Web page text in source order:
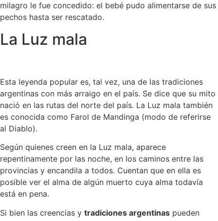
milagro le fue concedido: el bebé pudo alimentarse de sus
pechos hasta ser rescatado.
La Luz mala
Esta leyenda popular es, tal vez, una de las tradiciones
argentinas con más arraigo en el país. Se dice que su mito
nació en las rutas del norte del país. La Luz mala también
es conocida como Farol de Mandinga (modo de referirse
al Diablo).
Según quienes creen en la Luz mala, aparece
repentinamente por las noche, en los caminos entre las
provincias y encandila a todos. Cuentan que en ella es
posible ver el alma de algún muerto cuya alma todavía
está en pena.
Si bien las creencias y tradiciones argentinas pueden